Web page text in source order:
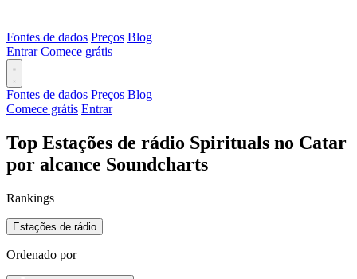
Fontes de dados Preços Blog
Entrar Comece grátis
Fontes de dados Preços Blog
Comece grátis Entrar
Top Estações de rádio Spirituals no Catar
por alcance Soundcharts
Rankings
Estações de rádio
Ordenado por